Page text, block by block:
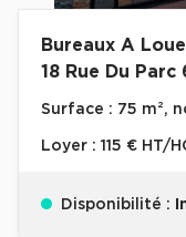
Bureaux A
18 Rue Du
Surface : 75 m²,
Loyer : 115 € HT/
Disponibilité :